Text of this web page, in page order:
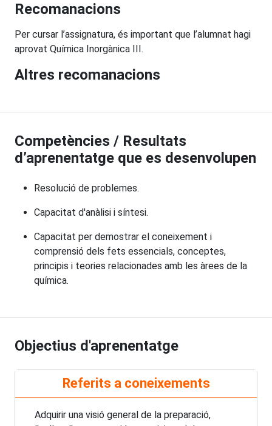
Recomanacions
Per cursar l’assignatura, és important que l’alumnat hagi
aprovat Química Inorgànica III.
Altres recomanacions
Competències / Resultats
d’aprenentatge que es desenvolupen
Resolució de problemes.
Capacitat d'anàlisi i síntesi.
Capacitat per demostrar el coneixement i
comprensió dels fets essencials, conceptes,
principis i teories relacionades amb les àrees de la
química.
Objectius d'aprenentatge
Referits a coneixements
Adquirir una visió general de la preparació,